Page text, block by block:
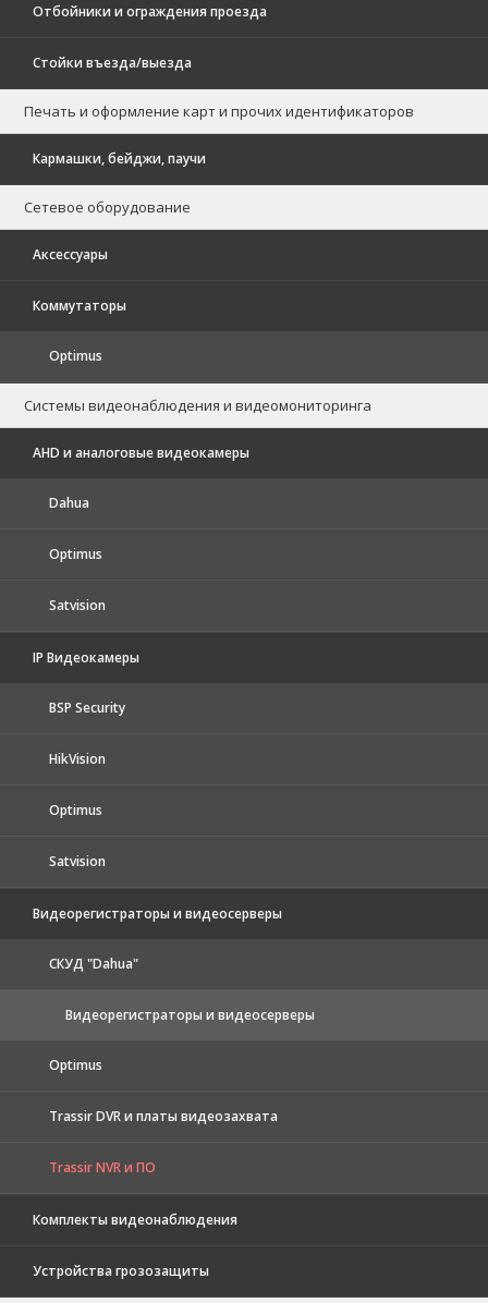
Отбойники и ограждения проезда
Стойки въезда/выезда
Печать и оформление карт и прочих идентификаторов
Кармашки, бейджи, паучи
Сетевое оборудование
Аксессуары
Коммутаторы
Optimus
Системы видеонаблюдения и видеомониторинга
AHD и аналоговые видеокамеры
Dahua
Optimus
Satvision
IP Видеокамеры
BSP Security
HikVision
Optimus
Satvision
Видеорегистраторы и видеосерверы
CКУД "Dahua"
Видеорегистраторы и видеосерверы
Optimus
Trassir DVR и платы видеозахвата
Trassir NVR и ПО
Комплекты видеонаблюдения
Устройства грозозащиты